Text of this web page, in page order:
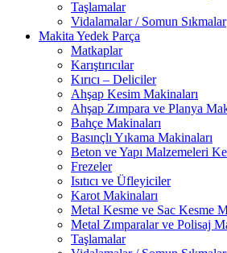
Taşlamalar
Vidalamalar / Somun Sıkmalar
Makita Yedek Parça
Matkaplar
Karıştırıcılar
Kırıcı – Deliciler
Ahşap Kesim Makinaları
Ahşap Zımpara ve Planya
Bahçe Makinaları
Basınçlı Yıkama Makinaları
Beton ve Yapı Malzemeleri
Frezeler
Isıtıcı ve Üfleyiciler
Karot Makinaları
Metal Kesme ve Sac Kesme
Metal Zımparalar ve Polisaj
Taşlamalar